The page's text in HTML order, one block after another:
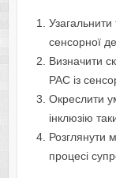
Узагальнити
сенсорної
Визначити
РАС із
Окреслити
інклюзію
Розглянути
процесі